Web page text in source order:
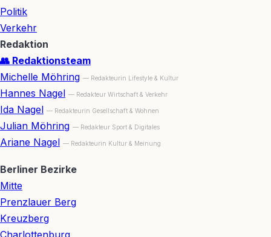
Politik
Verkehr
Redaktion
👥 Redaktionsteam
Michelle Möhring — Redakteurin Lifestyle & Kultur
Hannes Nagel — Redakteur Wirtschaft & Verkehr
Ida Nagel — Redakteurin Gesellschaft & Wohnen
Julian Möhring — Redakteur Sport & Digitales
Ariane Nagel — Redakteurin Kultur & Meinung
Berliner Bezirke
Mitte
Prenzlauer Berg
Kreuzberg
Charlottenburg